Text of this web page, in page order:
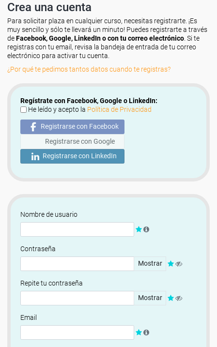
Crea una cuenta
Para solicitar plaza en cualquier curso, necesitas registrarte. ¡Es
muy sencillo y sólo te llevará un minuto! Puedes registrarte a través
deFacebook, Google, LinkedIn o con tu correo electrónico . Si te
registras con tu email, revisa la bandeja de entrada de tu correo
electrónico para activar tu cuenta.
¿Por qué te pedimos tantos datos cuando te registras?
Regístrate con Facebook, Google o LinkedIn:
He leído y acepto la Política de Privacidad
Registrarse con Facebook
Registrarse con Google
Registrarse con LinkedIn
Nombre de usuario
Contraseña
Mostrar
Repite tu contraseña
Mostrar
Email